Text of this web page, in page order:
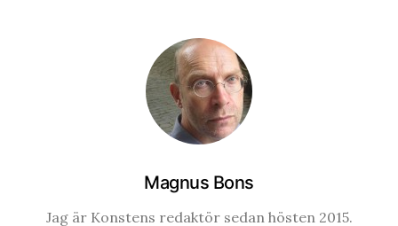
Magnus Bons
Jag är Konstens redaktör sedan hösten 2015.